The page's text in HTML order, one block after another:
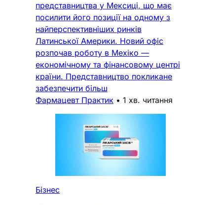
представництва у Мексиці, що має
посилити його позиції на одному з
найперспективніших ринків
Латинської Америки. Новий офіс
розпочав роботу в Мехіко —
економічному та фінансовому центрі
країни. Представництво покликане
забезпечити більш
Фармацевт Практик • 1 хв. читання
Бізнес